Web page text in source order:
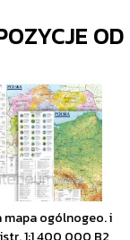
OD
mapa ogólnogeo. i